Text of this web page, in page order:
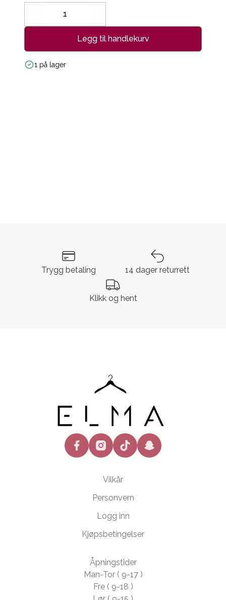
Decrease
Legg til handlekurv
1 på lager
Trygg betaling 14 dager returrett
Klikk og hent
facebookinstagramtiktok snapchat
Vilkår
Personvern
Logg inn
Kjøpsbetingelser
Åpningstider
Man-Tor ( 9-17 )
Fre ( 9-18 )